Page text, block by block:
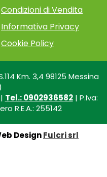
Condizioni di Vendita
Informativa Privacy
Cookie Policy
Km. 3,4 98125 Messina
| Tel.: 0902936582| P.Iva:
R.E.A.: 255142
DesignFulcri srl